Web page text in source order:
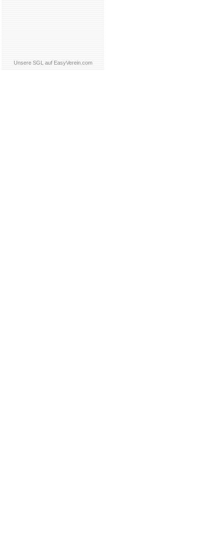
Unsere SGL auf EasyVerein.com